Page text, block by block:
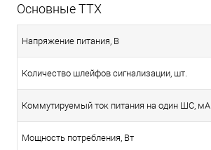
Основные ТТХ
Напряжение питания, В
Количество шлейфов сигнализации, шт.
Коммутируемый ток питания на один ШС, мА
Мощность потребления, Вт